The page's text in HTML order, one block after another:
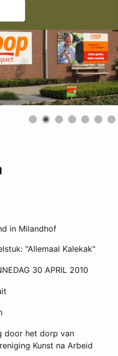
in Milandhof
"Allemaal Kalekak"
30 APRIL 2010
door het dorp van
Kunst na Arbeid